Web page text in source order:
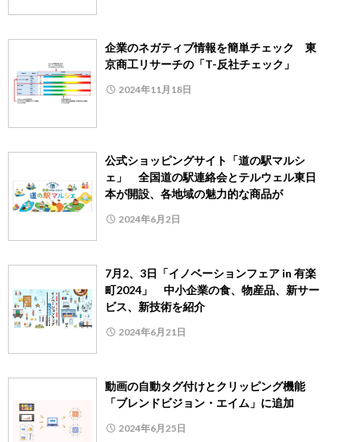
企業のネガティブ情報を簡単チェック 東
京商工リサーチの「T-反社チェック」
2024年11月18日
公式ショッピングサイト「道の駅マルシ
ェ」 全国道の駅連絡会とテルウェル東日
本が開設、各地域の魅力的な商品が
2024年6月2日
7月2、3日「イノベーションフェア in 有楽
町2024」 中小企業の食、物産品、新サー
ビス、新技術を紹介
2024年6月21日
動画の自動タグ付けとクリッピング機能
「ブレンドビジョン・エイム」に追加
2024年6月25日